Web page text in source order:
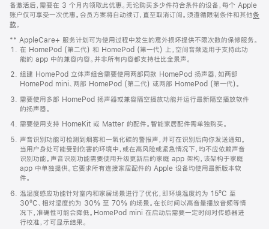
备激活后，需要在 3 个月内领取此优惠。无论购买多少件符合条件的设备，每个 Apple
账户仅可享受一次优惠。会员方案将自动续订，直至取消订阅。须遵循限制条件和其他条
款。
窗
口
中
打
开)
** AppleCare+ 服务计划可为使用过程中发生的意外损坏提供不限次数的保修服务。
在 HomePod (第二代) 和 HomePod (第一代) 上，空间音频适用于支持此功
能的 app 中的兼容内容。并非所有内容都支持杜比全景声。
组建 HomePod 立体声组合需要使用两部同款 HomePod 扬声器，如两部
HomePod mini、两部 HomePod (第二代) 或两部 HomePod (第一代)。
需要使用多部 HomePod 扬声器或兼容隔空播放功能并运行最新隔空播放软件
的扬声器。
需要使用支持 HomeKit 或 Matter 的配件。智能家居配件需单独购买。
声音识别功能可检测到烟雾和一氧化碳的警报声，并可在识别后向你发送通知。
当用户身处可能受到伤害的环境中，或在高风险或紧急情况下，均不应依赖声音
识别功能。声音识别功能需要使用升级更新后的家庭 app 架构，该架构于家庭
app 中单独提供。它要求所有连接家居配件的 Apple 设备均使用最新版本软
件。
温湿度感应功能针对室内和家居场景进行了优化，即环境温度约为 15ºC 至
30ºC、相对湿度约为 30% 至 70% 的场景。在长时间以高音量播放音频等情
况下，准确性可能会降低。HomePod mini 在启动后需要一定时间对传感器进
行校准，才可显示结果。